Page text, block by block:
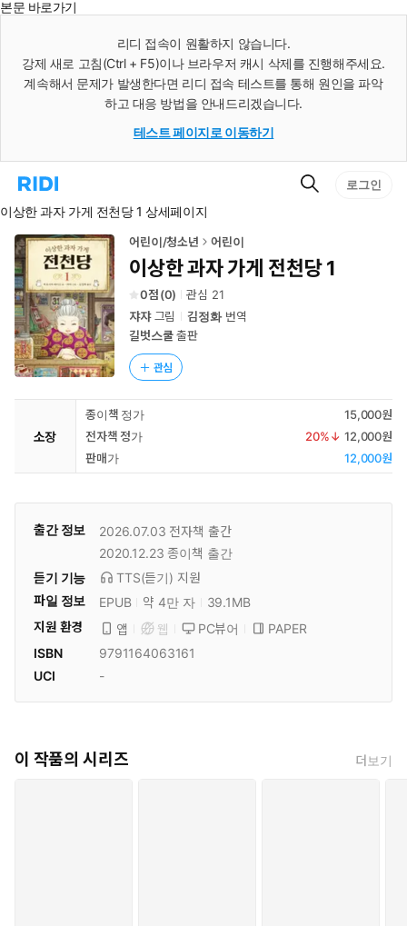
본문 바로가기
리디 접속이 원활하지 않습니다.
강제 새로 고침(Ctrl + F5)이나 브라우저 캐시 삭제를 진행해주세요.
계속해서 문제가 발생한다면 리디 접속 테스트를 통해 원인을 파악
하고 대응 방법을 안내드리겠습니다.
테스트 페이지로 이동하기
리
홈
로
이
동
검
로그인
이상한 과자 가게 전천당 1 상세페이지
어린이/청소년 어린이
이상한 과자 가게 전천당 1
0 (0) 관심 21
쟈쟈그림 김정화번역
길벗스쿨출판
관심
소장
종이책 정가
15,000원
전자책 정가
20%↓ 12,000원
판매가
12,000원
출간 정보 2026.07.03 전자책 출간
2020.12.23 종이책 출간
듣기 기능
TTS(듣기) 지원
파일 정보
EPUB 약 4만 자
39.1MB
지원 환경
앱 웹 PC뷰어
PAPER
ISBN
9791164063161
UCI
-
이 작품의 시리즈 더보기